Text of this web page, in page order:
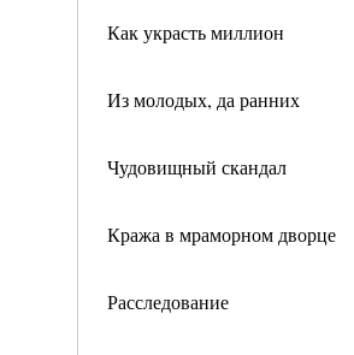
Как украсть миллион
Из молодых, да ранних
Чудовищный скандал
Кража в мраморном дворце
Расследование